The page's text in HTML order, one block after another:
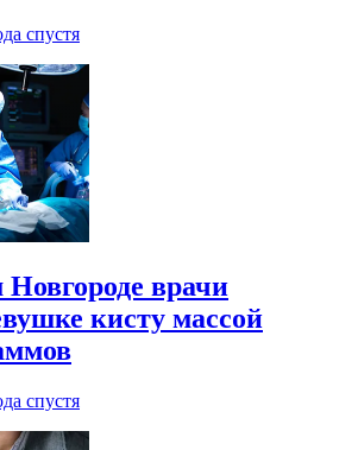
спустя
врачи
кисту массой
спустя